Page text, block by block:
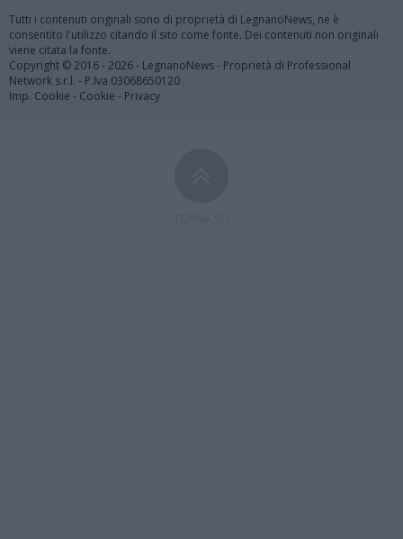
Tutti i contenuti originali sono di proprietà di LegnanoNews, ne è
consentito l'utilizzo citando il sito come fonte. Dei contenuti non originali
viene citata la fonte.
Copyright © 2016 - 2026 - LegnanoNews - Proprietà di Professional
Network s.r.l. - P.Iva 03068650120
Imp. Cookie - Cookie - Privacy